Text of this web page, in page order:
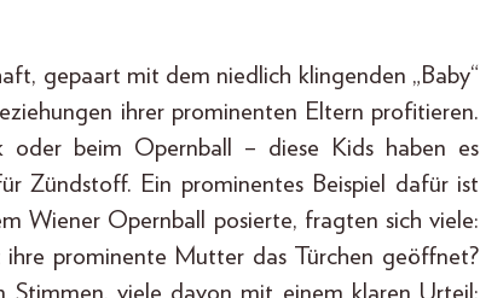
gepaart mit dem niedlich klingenden „Baby“
ihrer prominenten Eltern profitieren.
beim Opernball – diese Kids haben es
Zündstoff. Ein prominentes Beispiel dafür ist
Wiener Opernball posierte, fragten sich viele:
prominente Mutter das Türchen geöffnet?